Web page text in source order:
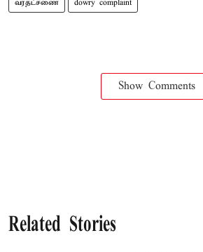
வரதட்சணை dowry complaint
Show Comments
Related Stories